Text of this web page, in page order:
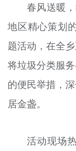
榜样人物
身边好人
文明评论
北京宣传文化
专题
春风送暖
地区精心策划
题活动，在全
将垃圾分类服
的便民举措，
居金盏。
活动现场